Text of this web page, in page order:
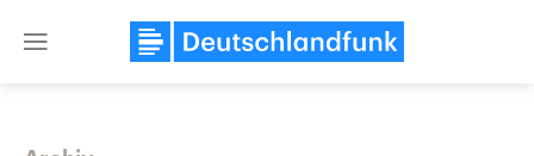
Close